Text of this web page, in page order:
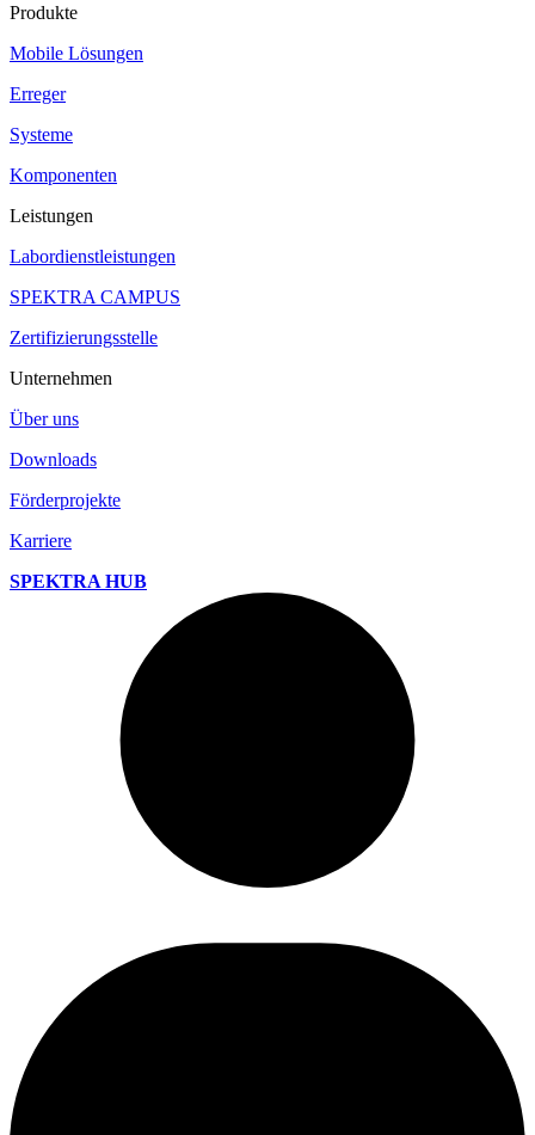
Produkte
Mobile Lösungen
Erreger
Systeme
Komponenten
Leistungen
Labordienstleistungen
SPEKTRA CAMPUS
Zertifizierungsstelle
Unternehmen
Über uns
Downloads
Förderprojekte
Karriere
SPEKTRA HUB